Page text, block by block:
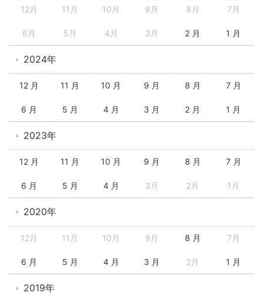
12月 11月 10月 9月 8月 7月
6月 5月 4月 3月 2 月 1 月
2024年
12 月 11 月 10 月 9 月 8 月 7 月
6 月 5 月 4 月 3 月 2 月 1 月
2023年
12 月 11 月 10 月 9 月 8 月 7 月
6 月 5 月 4 月 3月 2月 1月
2020年
12月 11月 10月 9月 8 月 7月
6 月 5 月 4 月 3 月 2月 1 月
2019年